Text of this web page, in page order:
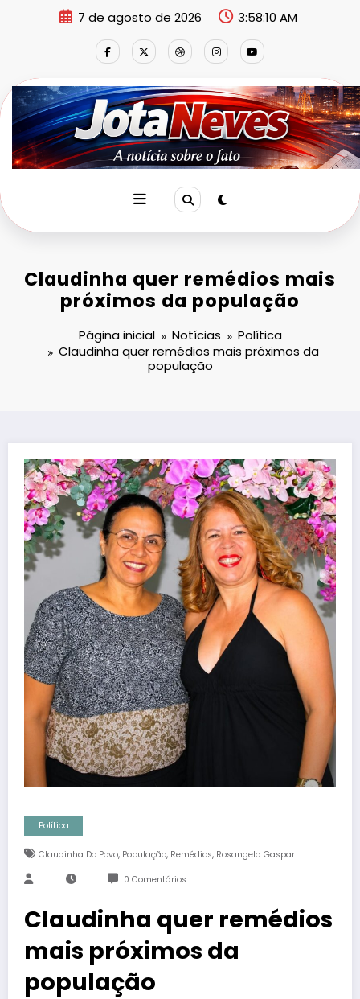
7 de agosto de 2026 3:58:11 AM
Claudinha quer remédios mais
próximos da população
Página inicial Notícias
Política
Claudinha quer remédios mais próximos da
população
Política
Claudinha Do Povo, População, Remédios, Rosangela Gaspar
0 Comentários
Claudinha quer remédios
mais próximos da
população